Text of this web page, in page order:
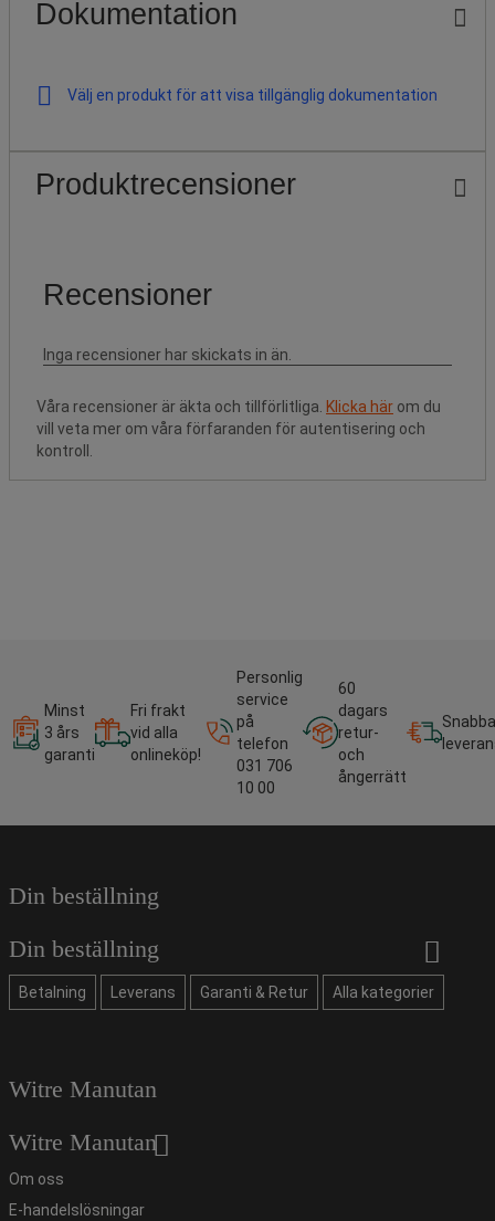
Dokumentation
Välj en produkt för att visa tillgänglig dokumentation
Produktrecensioner
Våra recensioner är äkta och tillförlitliga. Klicka här om du
vill veta mer om våra förfaranden för autentisering och
kontroll.
Minst
3 års
garanti
Fri frakt
vid alla
onlineköp!
Personlig
service
på
telefon
031 706
10 00
60
dagars
retur-
och
ångerrätt
Snabba
Din beställning
Din beställning
Betalning Leverans Garanti & Retur Alla kategorier
Witre Manutan
Witre Manutan
Om oss
E-handelslösningar